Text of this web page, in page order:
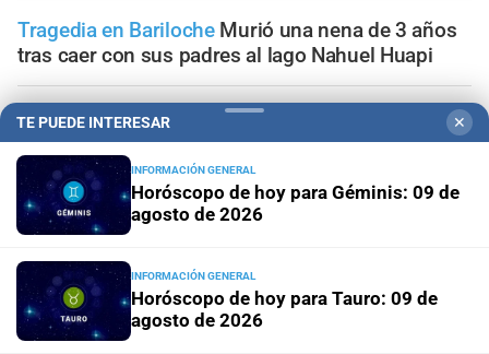
Tragedia en Bariloche Murió una nena de 3 años
tras caer con sus padres al lago Nahuel Huapi
Tragedia vialCayó un auto desde un puente tras un
heridos
Geriátricos clandestinos "¿Para qué denunciar?": la joven
que alertó cuatro meses antes del incendio reclama ser
escuchada
Penas máximasPedirán 15 años de prisión para madre e
hija por el crimen de Jeremías Monzón
TE PUEDE INTERESAR ✕
INFORMACIÓN GENERAL
Horóscopo de hoy para Géminis: 09 de
agosto de 2026
INFORMACIÓN GENERAL
Horóscopo de hoy para Tauro: 09 de
agosto de 2026